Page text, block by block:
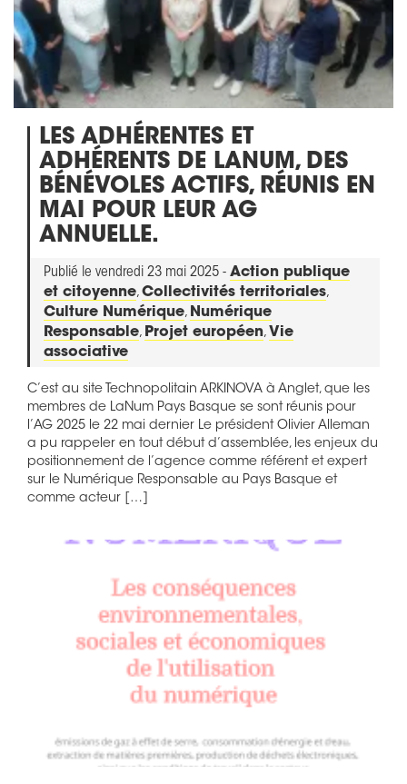
LES ADHÉRENTES ET
ADHÉRENTS DE LANUM, DES
BÉNÉVOLES ACTIFS, RÉUNIS EN
MAI POUR LEUR AG
ANNUELLE.
Publié le vendredi 23 mai 2025 - Action publique
et citoyenne,Collectivités territoriales,
Culture Numérique, Numérique
Responsable, Projet européen, Vie
associative
C’est au site Technopolitain ARKINOVA à Anglet, que les
membres de LaNum Pays Basque se sont réunis pour
l’AG 2025 le 22 mai dernier Le président Olivier Alleman
a pu rappeler en tout début d’assemblée, les enjeux du
positionnement de l’agence comme référent et expert
sur le Numérique Responsable au Pays Basque et
comme acteur […]